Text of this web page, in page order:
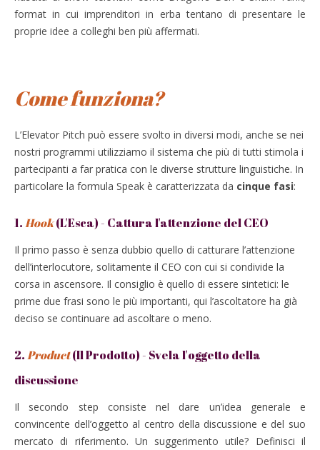
format in cui imprenditori in erba tentano di presentare le
proprie idee a colleghi ben più affermati.
Come funziona?
L’Elevator Pitch può essere svolto in diversi modi, anche se nei
nostri programmi utilizziamo il sistema che più di tutti stimola i
partecipanti a far pratica con le diverse strutture linguistiche. In
particolare la formula Speak è caratterizzata da cinque fasi:
1.Hook(L'Esca) - Cattura l'attenzione del CEO
Il primo passo è senza dubbio quello di catturare l’attenzione
dell’interlocutore, solitamente il CEO con cui si condivide la
corsa in ascensore. Il consiglio è quello di essere sintetici: le
prime due frasi sono le più importanti, qui l’ascoltatore ha già
deciso se continuare ad ascoltare o meno.
2.Product(Il Prodotto) - Svela l'oggetto della
discussione
Il secondo step consiste nel dare un’idea generale e
convincente dell’oggetto al centro della discussione e del suo
mercato di riferimento. Un suggerimento utile? Definisci il